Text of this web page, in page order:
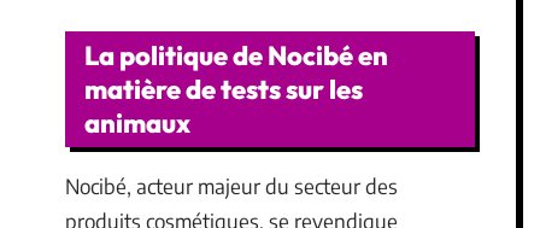
La politique de Nocibé en
matière de tests sur les
animaux
Nocibé, acteur majeur du secteur des
produits cosmétiques, se revendique